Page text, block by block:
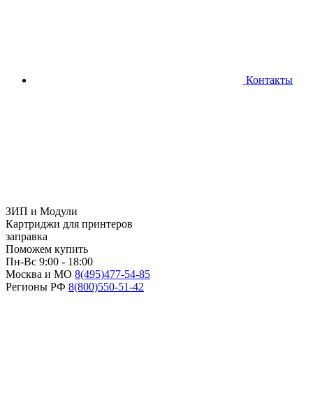
Контакты
ЗИП и Модули
Картриджи для принтеров
заправка
Поможем купить
Пн-Вс 9:00 - 18:00
Москва и МО 8(495)477-54-85
Регионы РФ 8(800)550-51-42